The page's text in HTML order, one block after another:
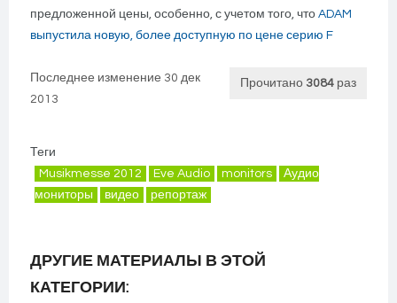
предложенной цены, особенно, с учетом того, что ADAM
выпустила новую, более доступную по цене серию F
Прочитано 3084 раз
Последнее изменение 30 дек
2013
Теги
Musikmesse 2012
Eve Audio monitors
Аудио
мониторы
видео репортаж
ДРУГИЕ МАТЕРИАЛЫ В ЭТОЙ
КАТЕГОРИИ: